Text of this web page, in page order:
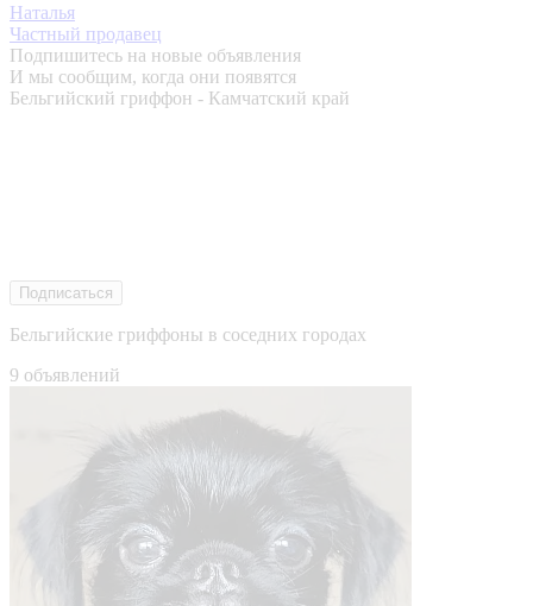
Наталья
Частный продавец
Подпишитесь на новые объявления
И мы сообщим, когда они появятся
Бельгийский гриффон - Камчатский край
Подписаться
Бельгийские гриффоны в соседних городах
9 объявлений